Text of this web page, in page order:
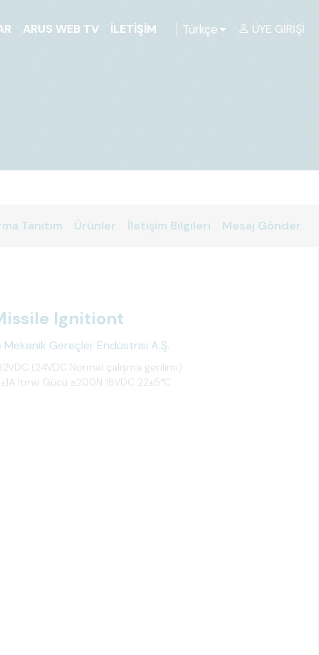
ARUS WEB TV İLETIŞIM Türkçe ÜYE GIRIŞI
Tanıtım Ürünler İletişim Bilgileri Mesaj Gönder
Ignitiont
Mekanik Gereçler Endüstrisi A.Ş.
(24VDC Normal çalışma gerilimi)
İtme Gücü ≥200N 18VDC 22±5°C